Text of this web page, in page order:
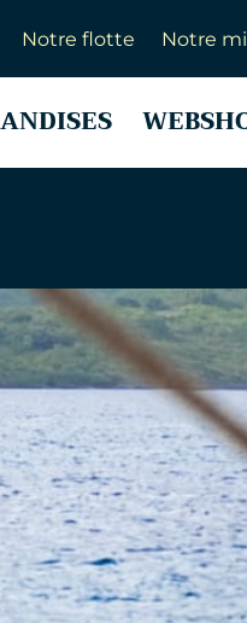
Notre flotte Notre